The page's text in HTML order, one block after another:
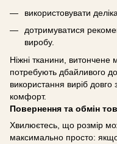
використовувати
дотримуватися
виробу.
Ніжні тканини, витончене
потребують дбайливого
використання виріб довго
комфорт.
Повернення та обмін
Хвилюєтесь, що розмір
максимально просто: